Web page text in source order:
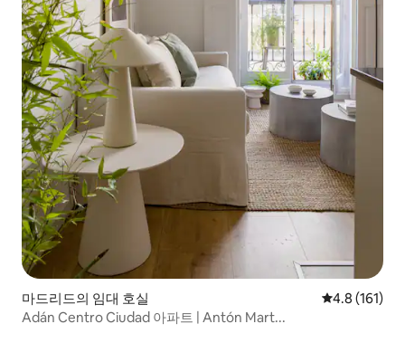
마드리드의 임대 호실 평점 4.8점(5
4.8 (161)
Adán Centro Ciudad 아파트 | Antón Mart...